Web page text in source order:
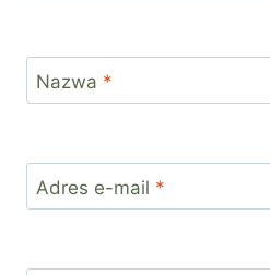
Nazwa *
Adres e-mail *